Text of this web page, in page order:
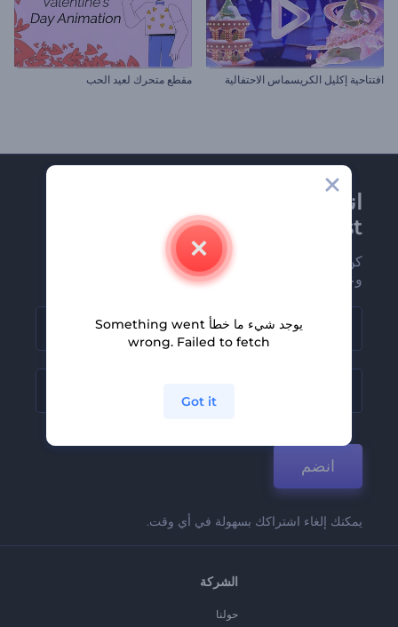
افتتاحية إكليل الكريسماس الاحتفالية مقطع متحرك لعيد الحب
انضم إلى نشرة
Renderforest الإخبارية
كن من بين أوائل من يستلمون أحدث أخبارنا
وعروضنا
انضم
يمكنك إلغاء اشتراكك بسهولة في أي وقت.
الشركة
حولنا
يوجد شيء ما خطأ Something went
wrong. Failed to fetch
Got it